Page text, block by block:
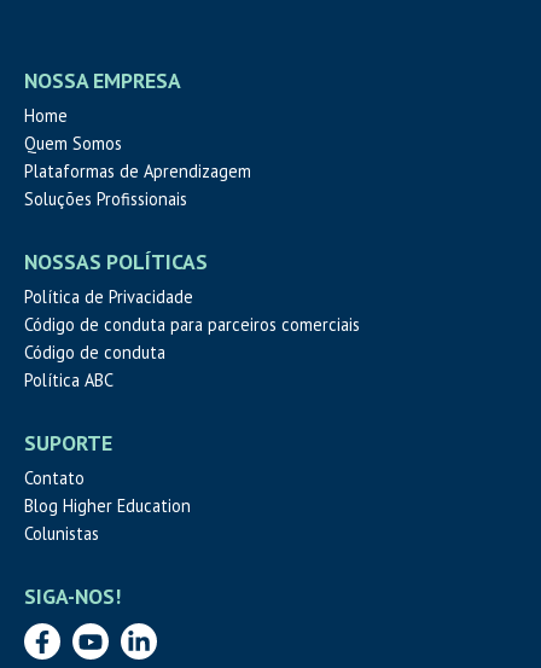
NOSSA EMPRESA
Home
Quem Somos
Plataformas de Aprendizagem
Soluções Profissionais
NOSSAS POLÍTICAS
Política de Privacidade
Código de conduta para parceiros comerciais
Código de conduta
Política ABC
SUPORTE
Contato
Blog Higher Education
Colunistas
SIGA-NOS!